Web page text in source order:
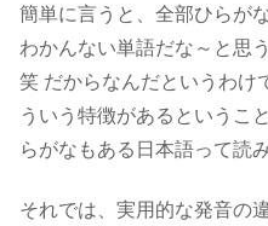
簡単に言うと、全部ひらが
わかんない単語だな～と思
笑 だからなんだというわけ
ういう特徴があるというこ
らがなもある日本語って読
それでは、実用的な発音の